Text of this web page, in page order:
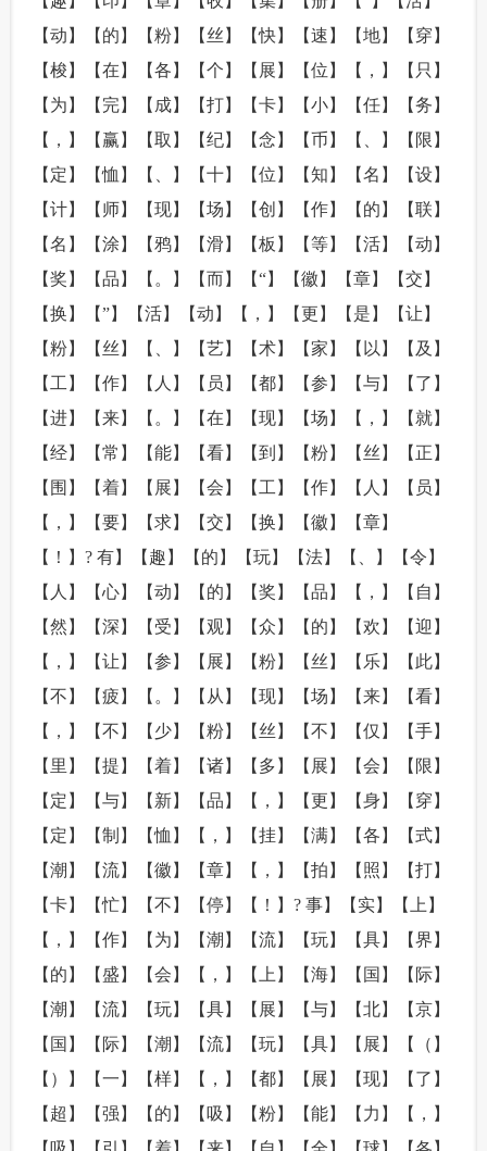
【动】【的】【粉】【丝】【快】【速】【地】【穿】
【梭】【在】【各】【个】【展】【位】【，】【只】
【为】【完】【成】【打】【卡】【小】【任】【务】
【，】【赢】【取】【纪】【念】【币】【、】【限】
【定】【恤】【、】【十】【位】【知】【名】【设】
【计】【师】【现】【场】【创】【作】【的】【联】
【名】【涂】【鸦】【滑】【板】【等】【活】【动】
【奖】【品】【。】【而】【“】【徽】【章】【交】
【换】【”】【活】【动】【，】【更】【是】【让】
【粉】【丝】【、】【艺】【术】【家】【以】【及】
【工】【作】【人】【员】【都】【参】【与】【了】
【进】【来】【。】【在】【现】【场】【，】【就】
【经】【常】【能】【看】【到】【粉】【丝】【正】
【围】【着】【展】【会】【工】【作】【人】【员】
【，】【要】【求】【交】【换】【徽】【章】
【！】? 有】【趣】【的】【玩】【法】【、】【令】
【人】【心】【动】【的】【奖】【品】【，】【自】
【然】【深】【受】【观】【众】【的】【欢】【迎】
【，】【让】【参】【展】【粉】【丝】【乐】【此】
【不】【疲】【。】【从】【现】【场】【来】【看】
【，】【不】【少】【粉】【丝】【不】【仅】【手】
【里】【提】【着】【诸】【多】【展】【会】【限】
【定】【与】【新】【品】【，】【更】【身】【穿】
【定】【制】【恤】【，】【挂】【满】【各】【式】
【潮】【流】【徽】【章】【，】【拍】【照】【打】
【卡】【忙】【不】【停】【！】? 事】【实】【上】
【，】【作】【为】【潮】【流】【玩】【具】【界】
【的】【盛】【会】【，】【上】【海】【国】【际】
【潮】【流】【玩】【具】【展】【与】【北】【京】
【国】【际】【潮】【流】【玩】【具】【展】【（】
【）】【一】【样】【，】【都】【展】【现】【了】
【超】【强】【的】【吸】【粉】【能】【力】【，】